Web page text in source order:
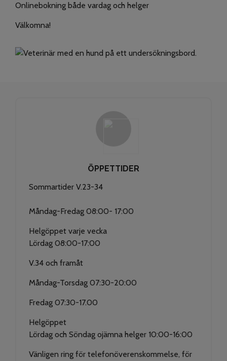
Onlinebokning både vardag och helger
Välkomna!
ÖPPETTIDER
Sommartider V.23-34
Måndag-Fredag 08:00- 17:00
Helgöppet varje vecka
Lördag 08:00-17:00
V.34 och framåt
Måndag-Torsdag 07:30-20:00
Fredag 07:30-17.00
Helgöppet
Lördag och Söndag ojämna helger 10:00-16:00
Vänligen ring för telefonöverenskommelse, för